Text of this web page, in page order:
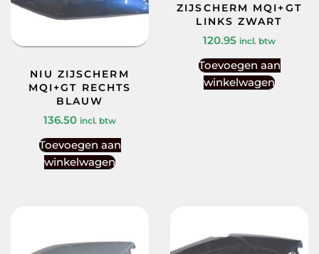
NIU ZIJSCHERM
MQI+GT RECHTS
BLAUW
136.50 incl. btw
Toevoegen aan
winkelwagen
ZIJSCHERM MQI+GT
LINKS ZWART
120.95 incl. btw
Toevoegen aan
winkelwagen